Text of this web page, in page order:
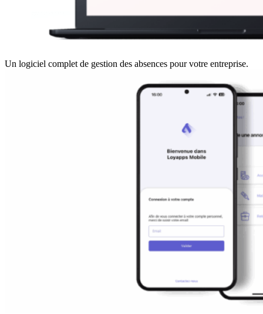
Un logiciel complet de gestion des absences pour votre entreprise.